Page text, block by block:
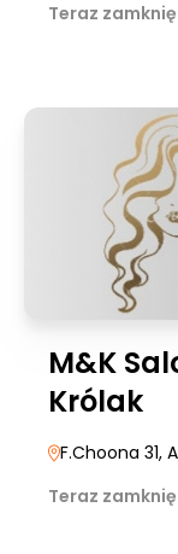
Teraz
M&K
Królak
F.Choona 31,
Teraz